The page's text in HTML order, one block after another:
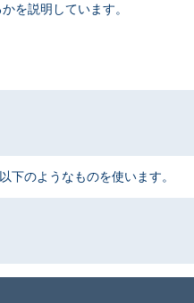
を説明しています。
下のようなものを使います。